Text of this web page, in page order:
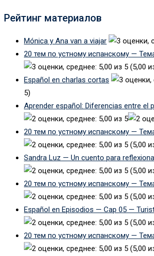
Рейтинг материалов
Mónica y Ana van a viajar
20 тем по устному испанскому —
(5,00
Español en charlas cortas
5)
Aprender español: Diferencias entre el
20 тем по устному испанскому —
(5,00
Sandra Luz — Un cuento para
(5,00
20 тем по устному испанскому —
(5,00
Español en Episodios — Cap 05 —
(5,00
20 тем по устному испанскому —
(5,00